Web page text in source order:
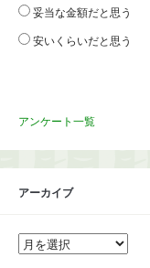
妥当な金額だと思う
安いくらいだと思う
アンケート一覧
アーカイブ
ア
ー